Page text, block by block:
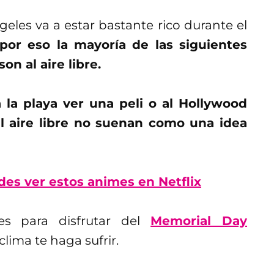
va a estar bastante rico durante el
por eso la mayoría de las siguientes
al aire libre.
la playa ver una peli o al Hollywood
libre no suenan como una idea
ver estos animes en Netflix
para disfrutar del Memorial Day
te haga sufrir.